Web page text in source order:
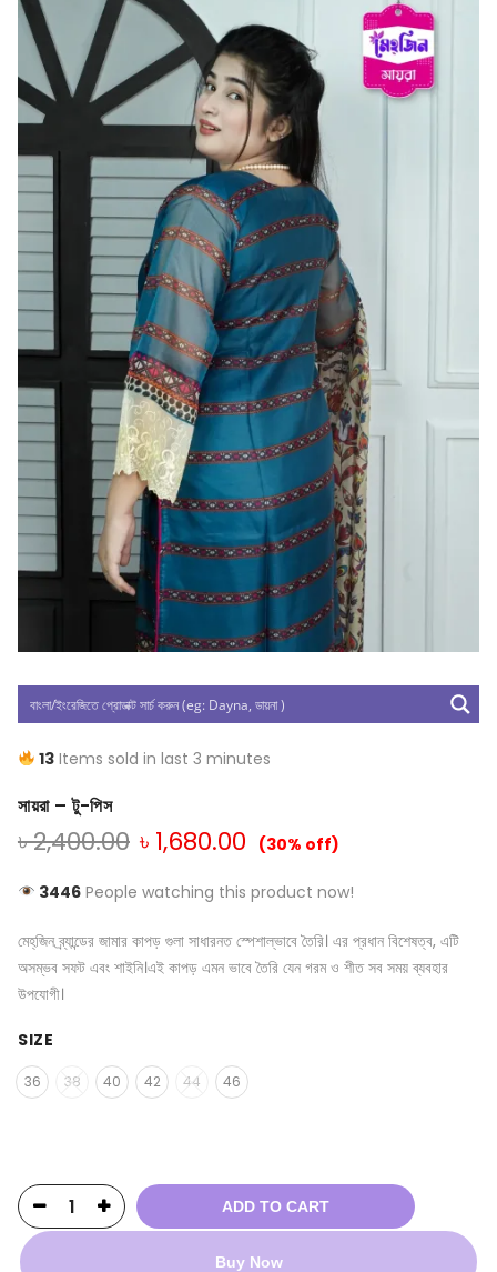
13Items sold in last 3 minutes
সায়রা – টু-পিস
৳2,400.00 ৳ 1,680.00 (30% off)
3446People watching this product now!
মেহ্‌জিন ব্র্যান্ডের জামার কাপড় গুলা সাধারনত স্পেশাল্ভাবে তৈরি। এর প্রধান বিশেষত্ব, এটি
অসম্ভব সফট এবং শাইনি।এই কাপড় এমন ভাবে তৈরি যেন গরম ও শীত সব সময় ব্যবহার
উপযোগী।
SIZE
36 38 40 42 44 46
ADD TO CART
Buy Now